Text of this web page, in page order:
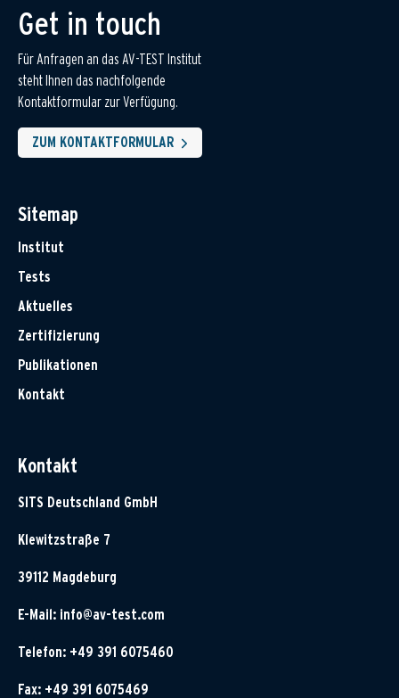
Get in touch
Für Anfragen an das AV-TEST Institut
steht Ihnen das nachfolgende
Kontaktformular zur Verfügung.
ZUM KONTAKTFORMULAR
Sitemap
Institut
Tests
Aktuelles
Zertifizierung
Publikationen
Kontakt
Kontakt
SITS Deutschland GmbH
Klewitzstraße 7
39112 Magdeburg
E-Mail: info@av-test.com
Telefon: +49 391 6075460
Fax: +49 391 6075469